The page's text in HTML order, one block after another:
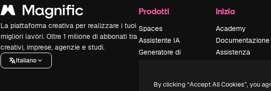
La piattaforma creativa per realizzare i tuoi
migliori lavori. Oltre 1 milione di abbonati tra
creativi, imprese, agenzie e studi.
Italiano
Prodotti
Spaces
Assistente IA
Generatore di
Inizia
Academy
Documentazione
Assistenza
Politica sulla
By clicking “Accept All Cookies”, you